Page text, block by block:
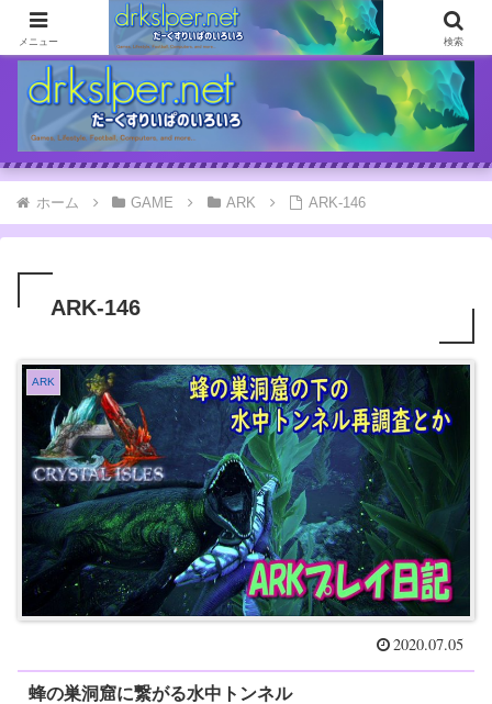
ゲームとか自分の体験談とか書いてます
ホーム GAME ARK ARK-146
ARK-146
ARK
2020.07.05
蜂の巣洞窟に繋がる水中トンネル
メニュー 検索